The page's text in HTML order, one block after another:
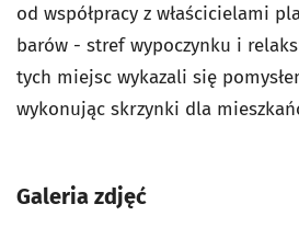
od współpracy z właścicielami
barów - stref wypoczynku i
tych miejsc wykazali się
wykonując skrzynki dla
Galeria zdjęć